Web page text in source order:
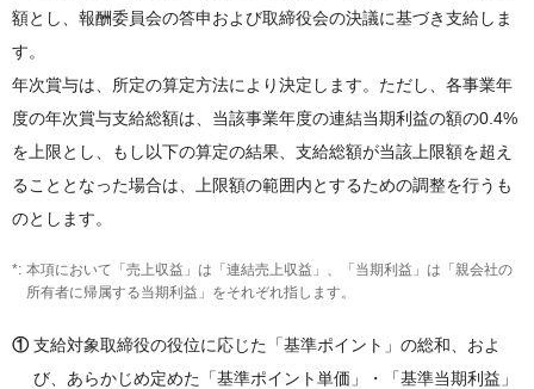
額とし、報酬委員会の答申および取締役会の決議に基づき支給しま
す。
年次賞与は、所定の算定方法により決定します。ただし、各事業年
度の年次賞与支給総額は、当該事業年度の連結当期利益の額の0.4%
を上限とし、もし以下の算定の結果、支給総額が当該上限額を超え
ることとなった場合は、上限額の範囲内とするための調整を行うも
のとします。
本項において「売上収益」は「連結売上収益」、「当期利益」は「親会社の
所有者に帰属する当期利益」をそれぞれ指します。
① 支給対象取締役の役位に応じた「基準ポイント」の総和、およ
び、あらかじめ定めた「基準ポイント単価」・「基準当期利益」